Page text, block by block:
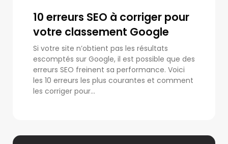
10 erreurs SEO à corriger pour
votre classement Google
Si votre site n’obtient pas les résultats
escomptés sur Google, il est possible que des
erreurs SEO freinent sa performance. Voici
les 10 erreurs les plus courantes et comment
les corriger pour...